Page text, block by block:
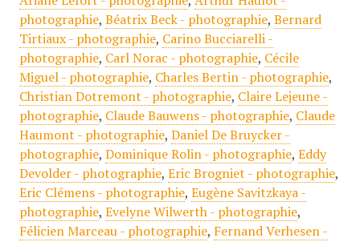
photographie, Béatrix Beck - photographie, Bernard
Tirtiaux - photographie, Carino Bucciarelli -
photographie, Carl Norac - photographie, Cécile
Miguel - photographie, Charles Bertin - photographie,
Christian Dotremont - photographie, Claire Lejeune -
photographie, Claude Bauwens - photographie, Claude
Haumont - photographie, Daniel De Bruycker -
photographie, Dominique Rolin - photographie, Eddy
Devolder - photographie, Eric Brogniet - photographie,
Eric Clémens - photographie, Eugène Savitzkaya -
photographie, Evelyne Wilwerth - photographie,
Félicien Marceau - photographie, Fernand Verhesen -